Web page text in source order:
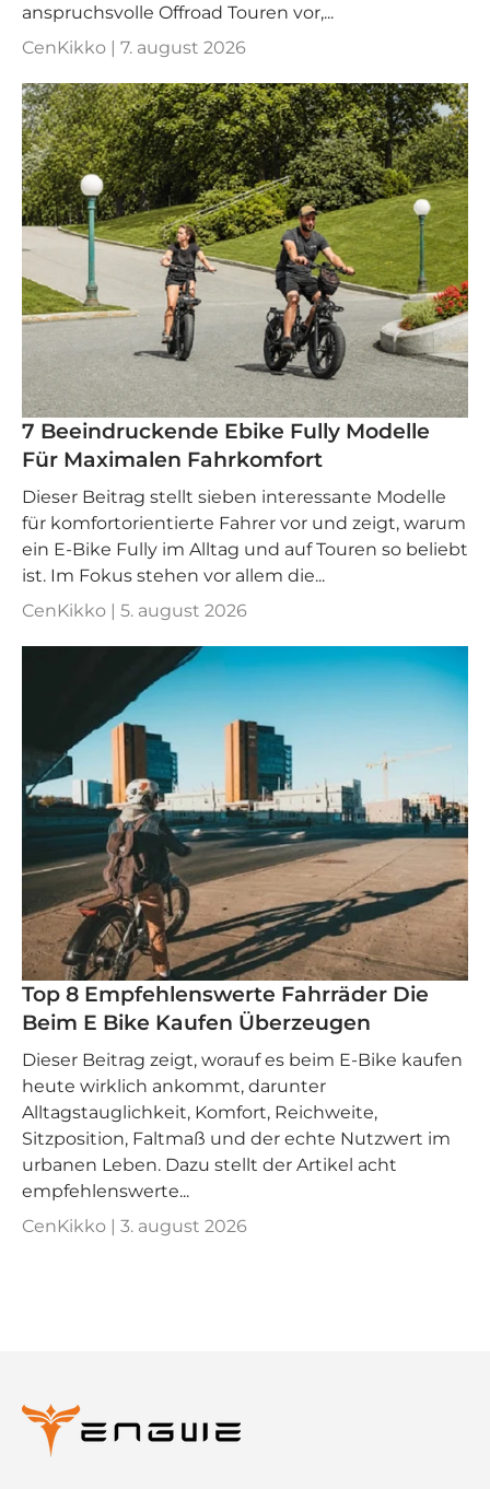
anspruchsvolle Offroad Touren vor,...
CenKikko | 7. august 2026
7 Beeindruckende Ebike Fully Modelle
Für Maximalen Fahrkomfort
Dieser Beitrag stellt sieben interessante Modelle
für komfortorientierte Fahrer vor und zeigt, warum
ein E-Bike Fully im Alltag und auf Touren so beliebt
ist. Im Fokus stehen vor allem die...
CenKikko | 5. august 2026
Top 8 Empfehlenswerte Fahrräder Die
Beim E Bike Kaufen Überzeugen
Dieser Beitrag zeigt, worauf es beim E-Bike kaufen
heute wirklich ankommt, darunter
Alltagstauglichkeit, Komfort, Reichweite,
Sitzposition, Faltmaß und der echte Nutzwert im
urbanen Leben. Dazu stellt der Artikel acht
empfehlenswerte...
CenKikko | 3. august 2026